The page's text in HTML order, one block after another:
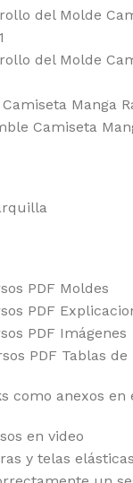
del Molde
del Molde
Manga
Camiseta
PDF Moldes
PDF
PDF Imágenes
PDF Tablas
como anexos en
en video
y telas elásticas